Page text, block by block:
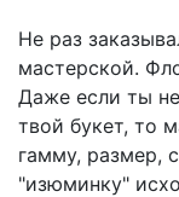
Не раз
мастерской.
Даже если ты
твой букет, то
гамму, размер,
"изюминку"